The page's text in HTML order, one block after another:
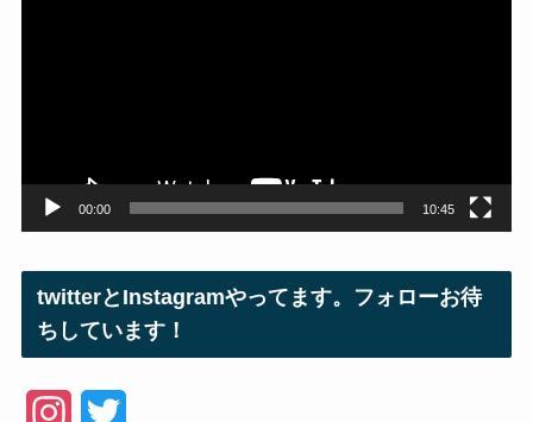
00:00 10:45
twitterとInstagramやってます。フォローお待
ちしています！